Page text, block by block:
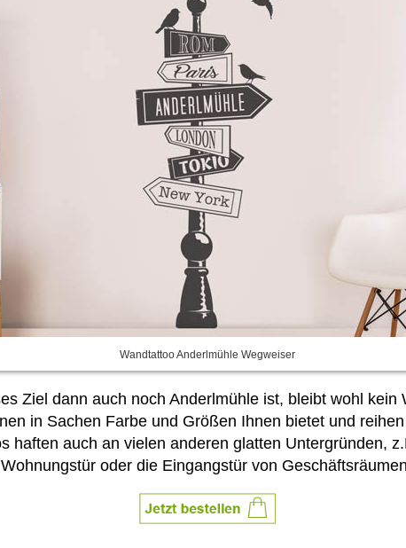
Wandtattoo Anderlmühle Wegweiser
Ziel dann auch noch Anderlmühle ist, bleibt wohl
in Sachen Farbe und Größen Ihnen bietet und
haften auch an vielen anderen glatten Untergründen,
oder die Eingangstür von